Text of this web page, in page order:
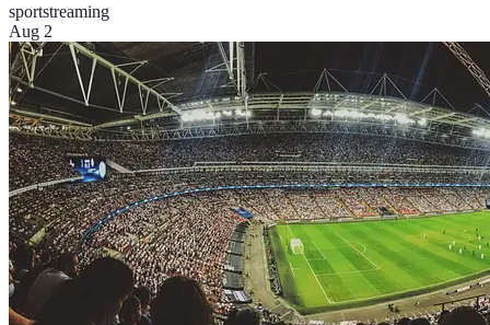
sportstreaming
Aug 2